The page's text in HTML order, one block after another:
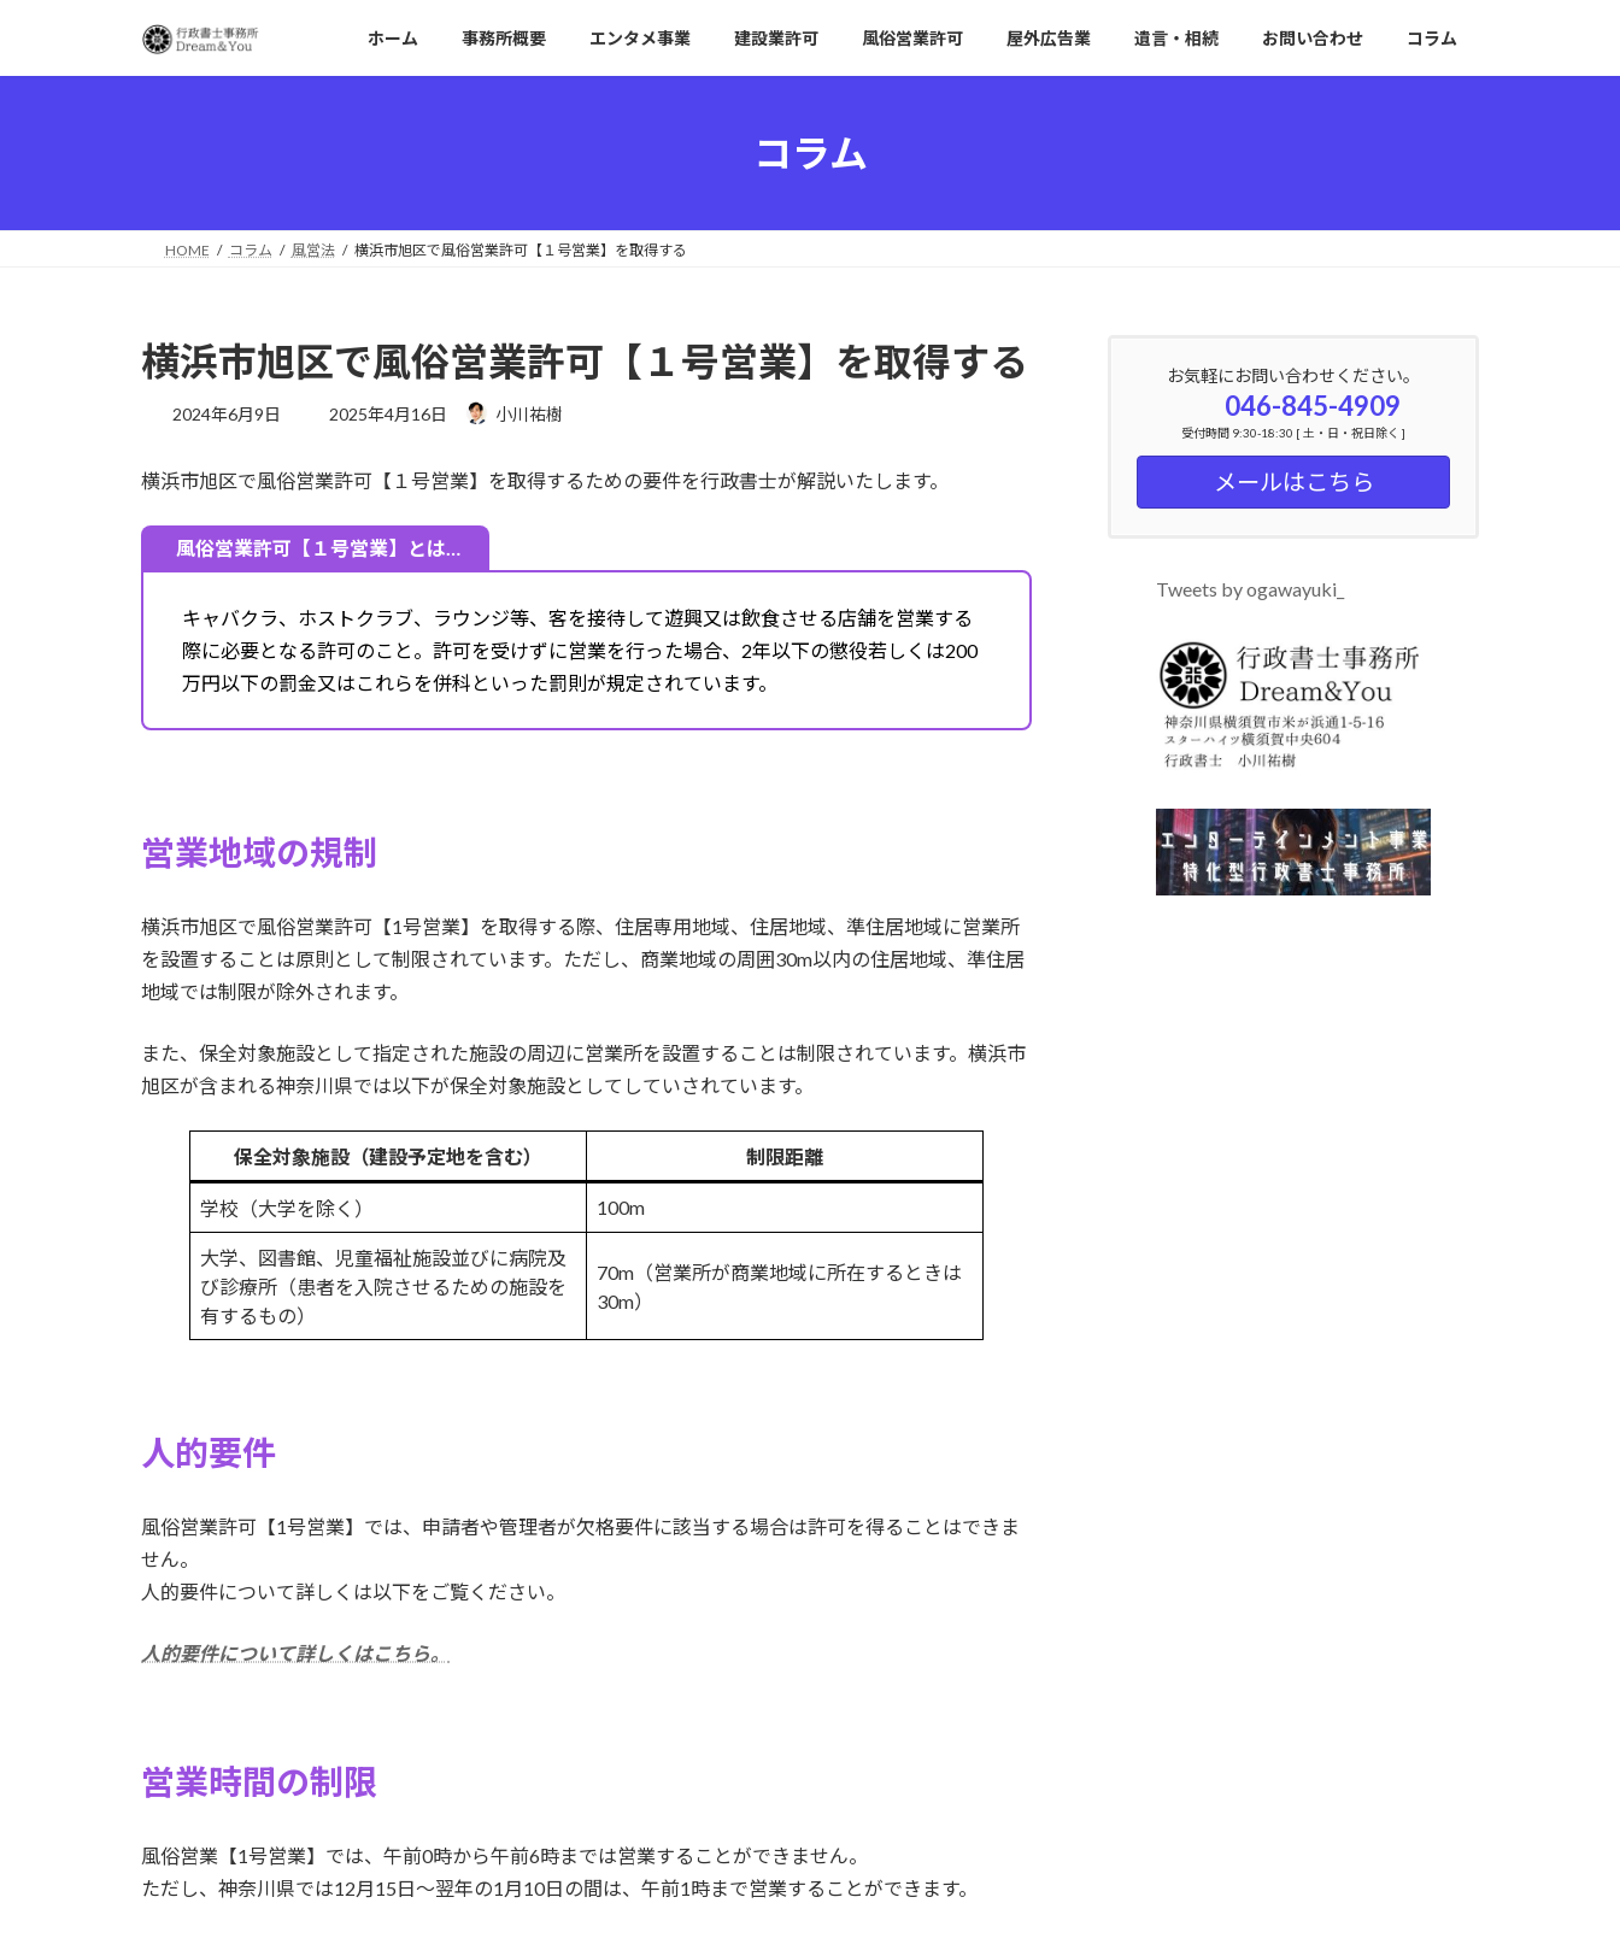
テ
ゲ
ホーム 事務所概要 エンタメ事業 建設業許可 風俗営業許可 屋外広告業 遺言・相続 お問い合わせ コラム
コラム
HOME コラム 風営法 横浜市旭区で風俗営業許可【１号営業】を取得する
横浜市旭区で風俗営業許可【１号営業】を取得する
2024年6月9日
最
新
時
:
2025年4月16日 小川祐樹
横浜市旭区で風俗営業許可【１号営業】を取得するための要件を行政書士が解説いたします。
風俗営業許可【１号営業】とは…
キャバクラ、ホストクラブ、ラウンジ等、客を接待して遊興又は飲食させる店舗を営業する
際に必要となる許可のこと。許可を受けずに営業を行った場合、2年以下の懲役若しくは200
万円以下の罰金又はこれらを併科といった罰則が規定されています。
営業地域の規制
横浜市旭区で風俗営業許可【1号営業】を取得する際、住居専用地域、住居地域、準住居地域に営業所
を設置することは原則として制限されています。ただし、商業地域の周囲30m以内の住居地域、準住居
地域では制限が除外されます。
また、保全対象施設として指定された施設の周辺に営業所を設置することは制限されています。横浜市
旭区が含まれる神奈川県では以下が保全対象施設としてしていされています。
保全対象施設（建設予定地を含む） 制限距離
学校（大学を除く） 100m
大学、図書館、児童福祉施設並びに病院及
び診療所（患者を入院させるための施設を
有するもの）
70m（営業所が商業地域に所在するときは
30m）
人的要件
風俗営業許可【1号営業】では、申請者や管理者が欠格要件に該当する場合は許可を得ることはできま
せん。
人的要件について詳しくは以下をご覧ください。
人的要件について詳しくはこちら。
営業時間の制限
風俗営業【1号営業】では、午前0時から午前6時までは営業することができません。
ただし、神奈川県では12月15日～翌年の1月10日の間は、午前1時まで営業することができます。
お気軽にお問い合わせください。
046-845-4909
受付時間 9:30-18:30 [ 土・日・祝日除く ]
メールはこちら
Tweets by ogawayuki_